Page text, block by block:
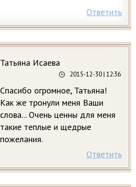
Ответить
Татьяна Исаева
2015-12-30| 12:36
Спасибо огромное, Татьяна!
Как же тронули меня Ваши
слова... Очень ценны для меня
такие теплые и щедрые
пожелания.
Ответить